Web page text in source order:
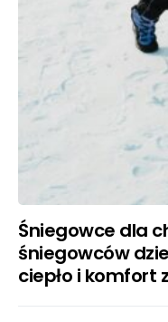
Śniegowce dla
śniegowców
ciepło i komfort